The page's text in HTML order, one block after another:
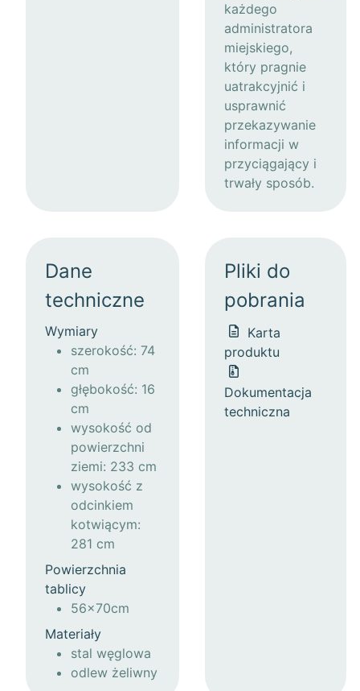
każdego
administratora
miejskiego,
który pragnie
uatrakcyjnić i
usprawnić
przekazywanie
informacji w
przyciągający i
trwały sposób.
Dane
techniczne
Wymiary
szerokość: 74
cm
głębokość: 16
cm
wysokość od
powierzchni
ziemi: 233 cm
wysokość z
odcinkiem
kotwiącym:
281 cm
Powierzchnia
tablicy
56x70cm
Materiały
stal węglowa
odlew żeliwny
Pliki do
pobrania
Karta
produktu
Dokumentacja
techniczna